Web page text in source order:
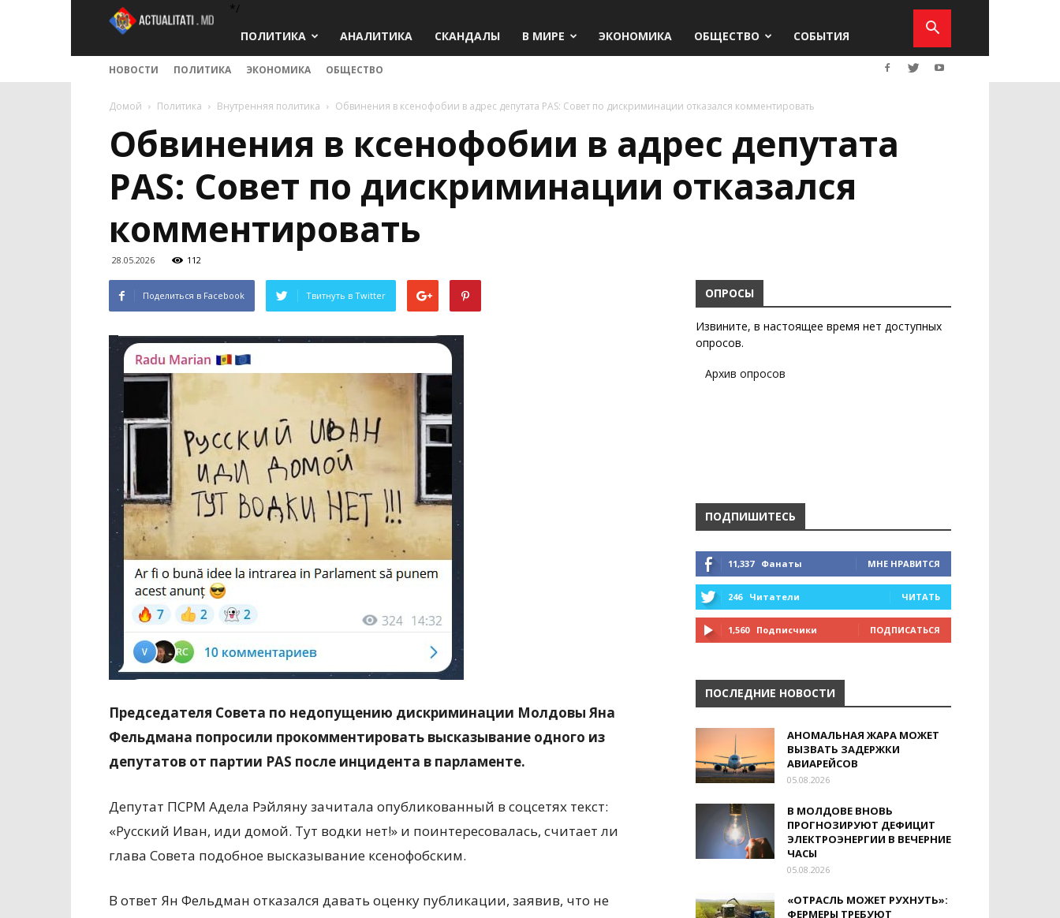
*/
ПОЛИТИКА
АНАЛИТИКА СКАНДАЛЫ В МИРЕ ЭКОНОМИКА ОБЩЕСТВО СОБЫТИЯ
НОВОСТИ ПОЛИТИКА ЭКОНОМИКА ОБЩЕСТВО
Домой Политика Внутренняя политика Обвинения в ксенофобии в адрес депутата PAS: Совет по дискриминации отказался комментировать
Обвинения в ксенофобии в адрес депутата
PAS: Совет по дискриминации отказался
комментировать
28.05.2026 112
Поделиться в Facebook Твитнуть в Twitter
Председателя Совета по недопущению дискриминации Молдовы Яна
Фельдмана попросили прокомментировать высказывание одного из
депутатов от партии PAS после инцидента в парламенте.
Депутат ПСРМ Адела Рэйляну зачитала опубликованный в соцсетях текст:
«Русский Иван, иди домой. Тут водки нет!» и поинтересовалась, считает ли
глава Совета подобное высказывание ксенофобским.
В ответ Ян Фельдман отказался давать оценку публикации, заявив, что не
ОПРОСЫ
Извините, в настоящее время нет доступных
опросов.
Архив опросов
ПОДПИШИТЕСЬ
11,337 Фанаты МНЕ НРАВИТСЯ
246 Читатели ЧИТАТЬ
1,560 Подписчики ПОДПИСАТЬСЯ
ПОСЛЕДНИЕ НОВОСТИ
АНОМАЛЬНАЯ ЖАРА МОЖЕТ
ВЫЗВАТЬ ЗАДЕРЖКИ
АВИАРЕЙСОВ
05.08.2026
В МОЛДОВЕ ВНОВЬ
ПРОГНОЗИРУЮТ ДЕФИЦИТ
ЭЛЕКТРОЭНЕРГИИ В ВЕЧЕРНИЕ
ЧАСЫ
05.08.2026
«ОТРАСЛЬ МОЖЕТ РУХНУТЬ»:
ФЕРМЕРЫ ТРЕБУЮТ